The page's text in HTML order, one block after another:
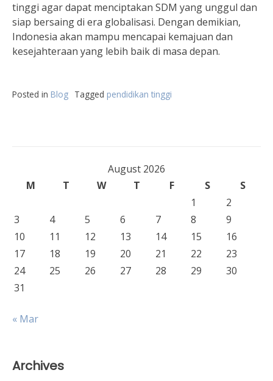
tinggi agar dapat menciptakan SDM yang unggul dan
siap bersaing di era globalisasi. Dengan demikian,
Indonesia akan mampu mencapai kemajuan dan
kesejahteraan yang lebih baik di masa depan.
Posted in Blog Tagged pendidikan tinggi
August 2026
M
T W T F S
S
1
2
3
4 5 6 7 8
9
10
11 12 13 14 15
16
17
18 19 20 21 22
23
24
25 26 27 28 29
30
31
« Mar
Archives